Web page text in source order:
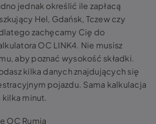
jednak określić ile zapłacą
Hel, Gdańsk, Tczew czy
zachęcamy Cię do
OC LINK4. Nie musisz
aby poznać wysokość składki.
kilka danych znajdujących się
pojazdu. Sama kalkulacja
kilka minut.